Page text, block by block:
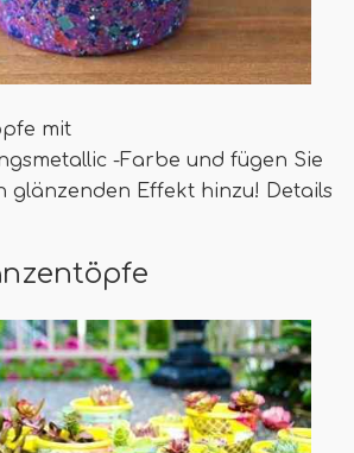
mit
-Farbe und fügen Sie
glänzenden Effekt hinzu! Details